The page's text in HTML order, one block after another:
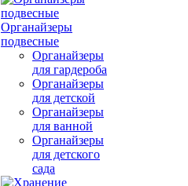
Органайзеры
подвесные
Органайзеры
для гардероба
Органайзеры
для детской
Органайзеры
для ванной
Органайзеры
для детского
сада